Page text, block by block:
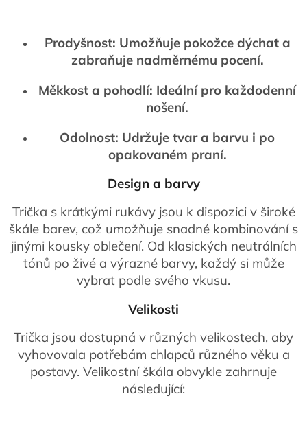
Prodyšnost: Umožňuje pokožce dýchat a
zabraňuje nadměrnému pocení.
Měkkost a pohodlí: Ideální pro každodenní
nošení.
Odolnost: Udržuje tvar a barvu i po
opakovaném praní.
Design a barvy
Trička s krátkými rukávy jsou k dispozici v široké
škále barev, což umožňuje snadné kombinování s
jinými kousky oblečení. Od klasických neutrálních
tónů po živé a výrazné barvy, každý si může
vybrat podle svého vkusu.
Velikosti
Trička jsou dostupná v různých velikostech, aby
vyhovovala potřebám chlapců různého věku a
postavy. Velikostní škála obvykle zahrnuje
následující: